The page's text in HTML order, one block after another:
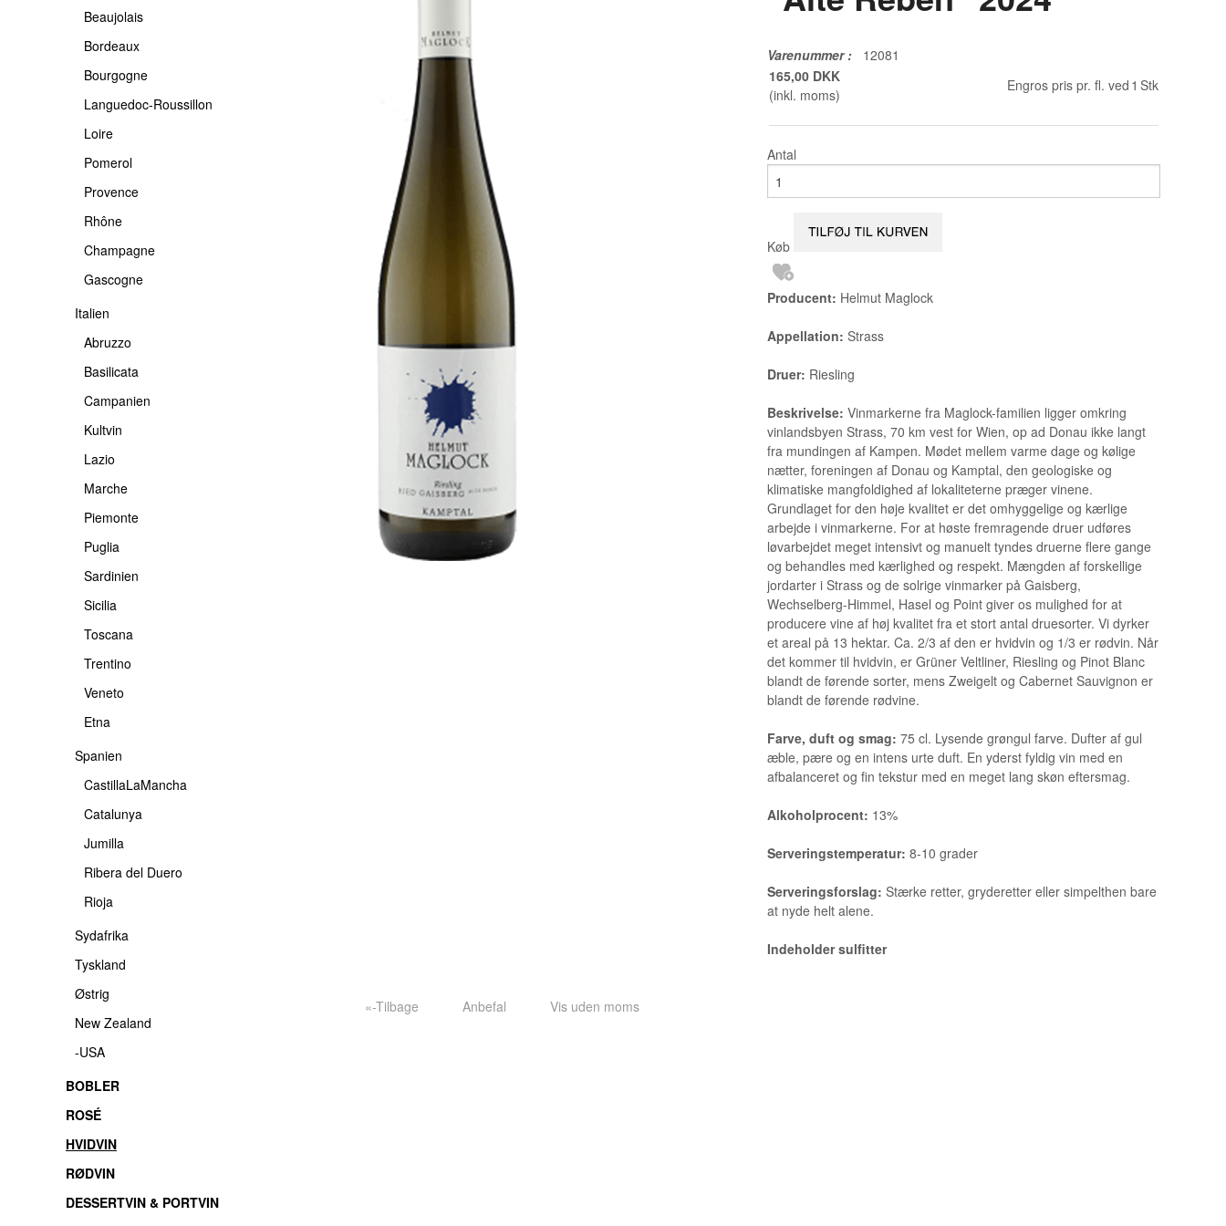
-USA
Beaujolais
Bordeaux
Bourgogne
Languedoc-Roussillon
Loire
Pomerol
Provence
Rhône
Champagne
Gascogne
Italien
Abruzzo
Basilicata
Campanien
Kultvin
Lazio
Marche
Piemonte
Puglia
Sardinien
Sicilia
Toscana
Trentino
Veneto
Etna
Spanien
CastillaLaMancha
Catalunya
Jumilla
Ribera del Duero
Rioja
Sydafrika
Tyskland
Østrig
New Zealand
-USA
BOBLER
ROSÉ
HVIDVIN
RØDVIN
DESSERTVIN & PORTVIN
Varenummer:
12081
165,00 DKK
(inkl. moms)
Engros pris pr. fl. ved 1 Stk
Antal
Køb
Producent: Helmut Maglock
Appellation: Strass
Druer: Riesling
Beskrivelse: Vinmarkerne fra Maglock-familien ligger omkring
vinlandsbyen Strass, 70 km vest for Wien, op ad Donau ikke langt
fra mundingen af ​​Kampen. Mødet mellem varme dage og kølige
nætter, foreningen af ​​Donau og Kamptal, den geologiske og
klimatiske mangfoldighed af lokaliteterne præger vinene.
Grundlaget for den høje kvalitet er det omhyggelige og kærlige
arbejde i vinmarkerne. For at høste fremragende druer udføres
løvarbejdet meget intensivt og manuelt tyndes druerne flere gange
og behandles med kærlighed og respekt. Mængden af ​​forskellige
jordarter i Strass og de solrige vinmarker på Gaisberg,
Wechselberg-Himmel, Hasel og Point giver os mulighed for at
producere vine af høj kvalitet fra et stort antal druesorter. Vi dyrker
et areal på 13 hektar. Ca. 2/3 af den er hvidvin og 1/3 er rødvin. Når
det kommer til hvidvin, er Grüner Veltliner, Riesling og Pinot Blanc
blandt de førende sorter, mens Zweigelt og Cabernet Sauvignon er
blandt de førende rødvine.
Farve, duft og smag: 75 cl. Lysende grøngul farve. Dufter af gul
æble, pære og en intens urte duft. En yderst fyldig vin med en
afbalanceret og fin tekstur med en meget lang skøn eftersmag.
Alkoholprocent: 13%
Serveringstemperatur: 8-10 grader
Serveringsforslag: Stærke retter, gryderetter eller simpelthen bare
at nyde helt alene.
Indeholder sulfitter
«-Tilbage Anbefal Vis uden moms